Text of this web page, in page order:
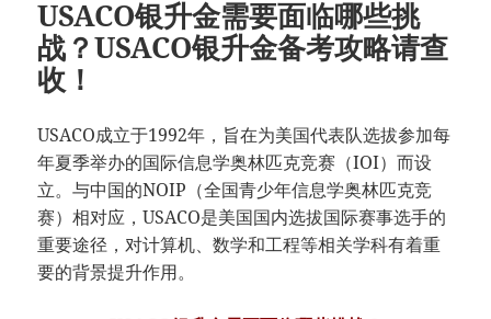
USACO银升金需要面临哪些挑
战？USACO银升金备考攻略请查
收！
USACO成立于1992年，旨在为美国代表队选拔参加每
年夏季举办的国际信息学奥林匹克竞赛（IOI）而设
立。与中国的NOIP（全国青少年信息学奥林匹克竞
赛）相对应，USACO是美国国内选拔国际赛事选手的
重要途径，对计算机、数学和工程等相关学科有着重
要的背景提升作用。